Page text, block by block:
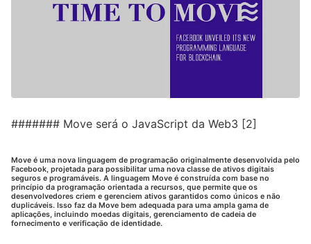
####### Move será o JavaScript da Web3 [2]
Move é uma nova linguagem de programação originalmente desenvolvida pelo
Facebook, projetada para possibilitar uma nova classe de ativos digitais
seguros e programáveis. A linguagem Move é construída com base no
princípio da programação orientada a recursos, que permite que os
desenvolvedores criem e gerenciem ativos garantidos como únicos e não
duplicáveis. Isso faz da Move bem adequada para uma ampla gama de
aplicações, incluindo moedas digitais, gerenciamento de cadeia de
fornecimento e verificação de identidade.